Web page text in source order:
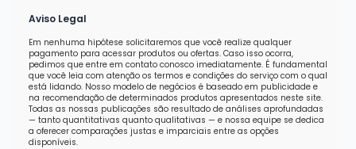
Aviso Legal
Em nenhuma hipótese solicitaremos que você realize qualquer
pagamento para acessar produtos ou ofertas. Caso isso ocorra,
pedimos que entre em contato conosco imediatamente. É fundamental
que você leia com atenção os termos e condições do serviço com o qual
está lidando. Nosso modelo de negócios é baseado em publicidade e
na recomendação de determinados produtos apresentados neste site.
Todas as nossas publicações são resultado de análises aprofundadas
— tanto quantitativas quanto qualitativas — e nossa equipe se dedica
a oferecer comparações justas e imparciais entre as opções
disponíveis.